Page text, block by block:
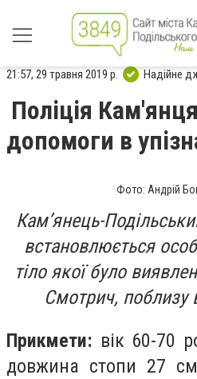
21:57, 29 травня 2019 р. Надійне
Поліція
допомоги в
Фото: Андрій
Кам’янець-
встановлюється
тіло якої було
Смотрич, поблизу
Прикмети: вік 60-70
довжина стопи 27